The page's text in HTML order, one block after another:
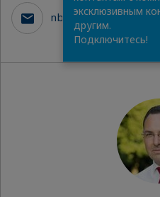
эксклюзивным
другим.
Подключитесь!